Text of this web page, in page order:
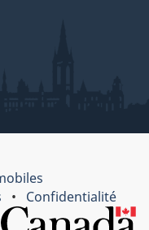
Confidentialité